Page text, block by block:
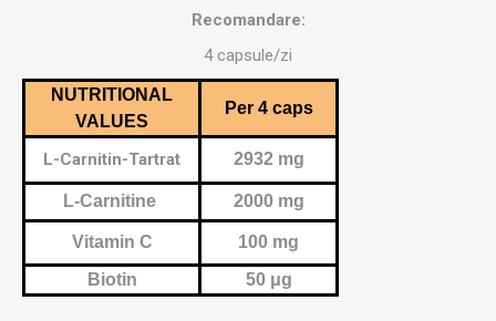
Recomandare:
4 capsule/zi
NUTRITIONAL
VALUES
Per 4 caps
L-Carnitin-Tartrat 2932 mg
L-Carnitine 2000 mg
Vitamin C
100 mg
Biotin
50 μg